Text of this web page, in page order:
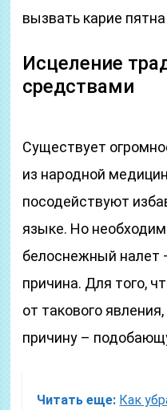
вызвать карие
Исцеление
средствами
Существует
из народной
посодействуют
языке. Но
белоснежный налет
причина. Для того,
от такового
причину –
Читать еще: Как